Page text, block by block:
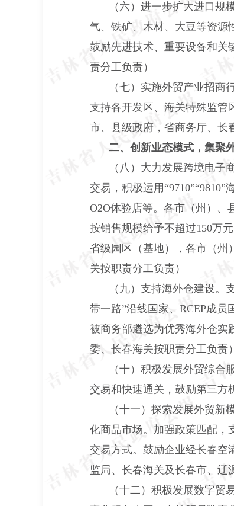
（六）进一步扩大进口
气、铁矿、木材、大豆等资源
鼓励先进技术、重要设备和关
责分工负责）
（七）实施外贸产业招商
支持各开发区、海关特殊监管
市、县级政府，省商务厅、长
二、创新业态模式，集聚
（八）大力发展跨境电
交易，积极运用
O2O体验店等。各市（州）、
按销售规模给予不超过150万
省级园区（基地），各市（州
关按职责分工负责）
（九）支持海外仓建设
带一路”沿线国家、RCEP成
被商务部遴选为优秀海外仓实
委、长春海关按职责分工负责）
（十）积极发展外贸综
交易和快速通关，鼓励第三方
（十一）探索发展外贸
化商品市场。加强政策匹配，
交易方式。鼓励企业经长春空
监局、长春海关及长春市、辽
（十二）积极发展数字